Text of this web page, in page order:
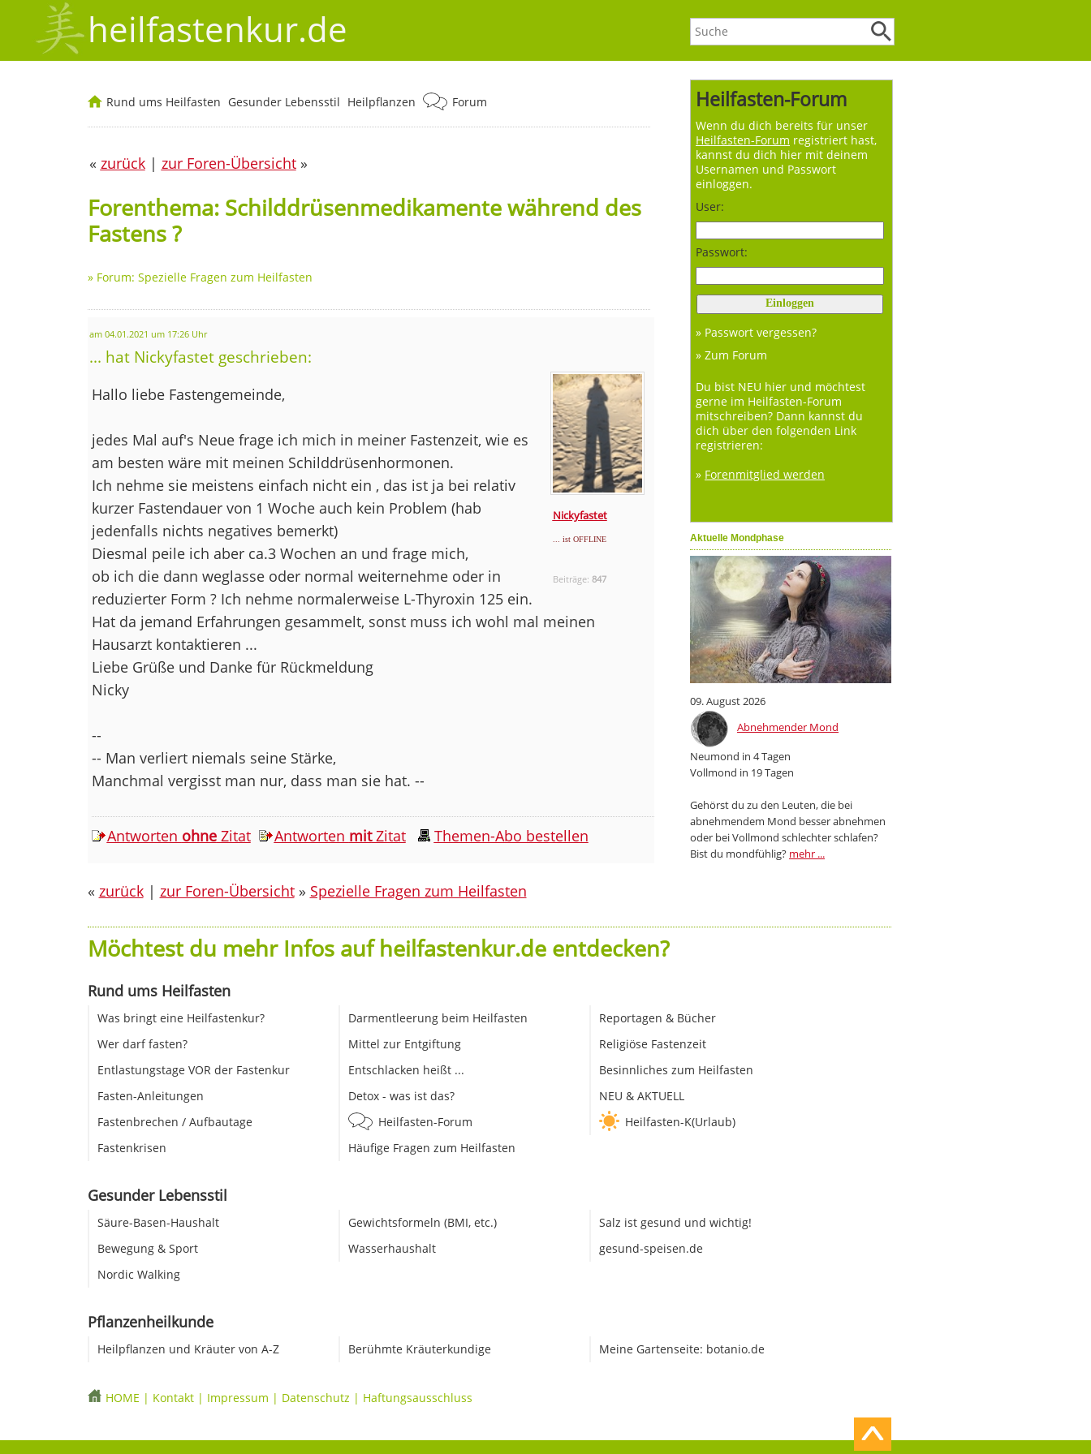
heilfastenkur.de
Heilfasten-Forum
Wenn du dich bereits für unser
Heilfasten-Forum registriert hast,
kannst du dich hier mit deinem
Usernamen und Passwort
einloggen.
User:
Passwort:
» Passwort vergessen?
» Zum Forum
Du bist NEU hier und möchtest
gerne im Heilfasten-Forum
mitschreiben? Dann kannst du
dich über den folgenden Link
registrieren:
» Forenmitglied werden
Aktuelle Mondphase
09. August 2026
Abnehmender Mond
Neumond in 4 Tagen
Vollmond in 19 Tagen
Gehörst du zu den Leuten, die bei
abnehmendem Mond besser abnehmen
oder bei Vollmond schlechter schlafen?
Bist du mondfühlig? mehr ...
Rund ums Heilfasten Gesunder Lebensstil Heilpflanzen Forum
« zurück| zur Foren-Übersicht»
Forenthema: Schilddrüsenmedikamente während des
Fastens ?
» Forum: Spezielle Fragen zum Heilfasten
am 04.01.2021 um 17:26 Uhr
... hat Nickyfastet geschrieben:
Nickyfastet
... ist OFFLINE
Beiträge: 847
Hallo liebe Fastengemeinde,
jedes Mal auf's Neue frage ich mich in meiner Fastenzeit, wie es
am besten wäre mit meinen Schilddrüsenhormonen.
Ich nehme sie meistens einfach nicht ein , das ist ja bei relativ
kurzer Fastendauer von 1 Woche auch kein Problem (hab
jedenfalls nichts negatives bemerkt)
Diesmal peile ich aber ca.3 Wochen an und frage mich,
ob ich die dann weglasse oder normal weiternehme oder in
reduzierter Form ? Ich nehme normalerweise L-Thyroxin 125 ein.
Hat da jemand Erfahrungen gesammelt, sonst muss ich wohl mal meinen
Hausarzt kontaktieren ...
Liebe Grüße und Danke für Rückmeldung
Nicky
--
-- Man verliert niemals seine Stärke,
Manchmal vergisst man nur, dass man sie hat. --
Antworten ohneZitat Antworten mitZitat Themen-Abo bestellen
« zurück| zur Foren-Übersicht» Spezielle Fragen zum Heilfasten
Möchtest du mehr Infos auf heilfastenkur.de entdecken?
Rund ums Heilfasten
Was bringt eine Heilfastenkur?
Wer darf fasten?
Entlastungstage VOR der Fastenkur
Fasten-Anleitungen
Fastenbrechen / Aufbautage
Fastenkrisen
Darmentleerung beim Heilfasten
Mittel zur Entgiftung
Entschlacken heißt ...
Detox - was ist das?
Heilfasten-Forum
Häufige Fragen zum Heilfasten
Reportagen & Bücher
Religiöse Fastenzeit
Besinnliches zum Heilfasten
NEU & AKTUELL
Heilfasten-K(Urlaub)
Gesunder Lebensstil
Säure-Basen-Haushalt
Bewegung & Sport
Nordic Walking
Gewichtsformeln (BMI, etc.)
Wasserhaushalt
Salz ist gesund und wichtig!
gesund-speisen.de
Pflanzenheilkunde
Heilpflanzen und Kräuter von A-Z Berühmte Kräuterkundige Meine Gartenseite: botanio.de
HOME | Kontakt| Impressum | Datenschutz | Haftungsausschluss